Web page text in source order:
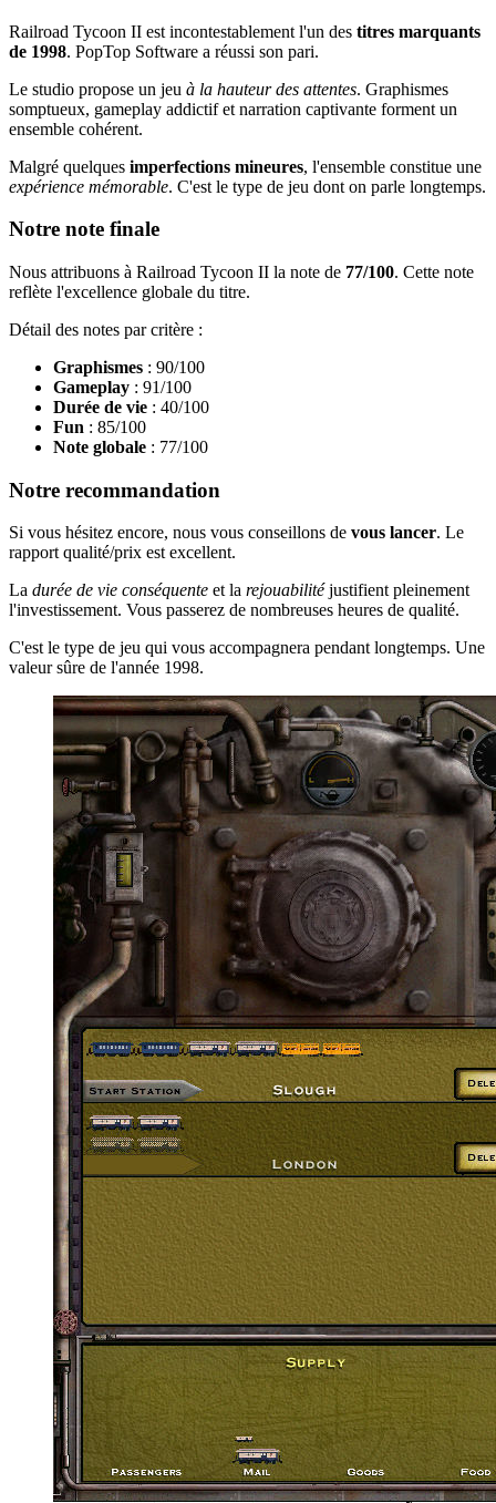
Railroad Tycoon II est incontestablement l'un des titres marquants
de 1998. PopTop Software a réussi son pari.
Le studio propose un jeu à la hauteur des attentes. Graphismes
somptueux, gameplay addictif et narration captivante forment un
ensemble cohérent.
Malgré quelques imperfections mineures, l'ensemble constitue une
expérience mémorable. C'est le type de jeu dont on parle longtemps.
Notre note finale
Nous attribuons à Railroad Tycoon II la note de 77/100. Cette note
reflète l'excellence globale du titre.
Détail des notes par critère :
Graphismes : 90/100
Gameplay : 91/100
Durée de vie : 40/100
Fun : 85/100
Note globale : 77/100
Notre recommandation
Si vous hésitez encore, nous vous conseillons de vous lancer. Le
rapport qualité/prix est excellent.
La durée de vie conséquente et la rejouabilitéjustifient pleinement
l'investissement. Vous passerez de nombreuses heures de qualité.
C'est le type de jeu qui vous accompagnera pendant longtemps. Une
valeur sûre de l'année 1998.